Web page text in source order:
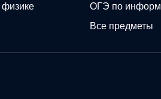
ОГЭ по
Все предметы